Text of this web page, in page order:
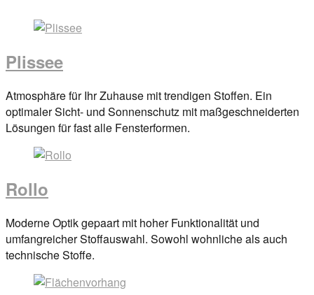
Plissee
Posted
on
29.
By
Atmosphäre für Ihr Zuhause mit trendigen Stoffen. Ein
optimaler Sicht- und Sonnenschutz mit maßgeschneiderten
Lösungen für fast alle Fensterformen.
Rollo
Posted
on
29.
By
Moderne Optik gepaart mit hoher Funktionalität und
umfangreicher Stoffauswahl. Sowohl wohnliche als auch
technische Stoffe.